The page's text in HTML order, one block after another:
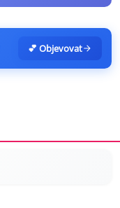
💕 Objevovat